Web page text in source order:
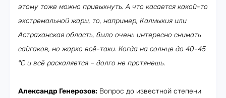
этому тоже можно привыкнуть. А что касается какой-то
экстремальной жары, то, например, Калмыкия или
Астраханская область, было очень интересно снимать
сайгаков, но жарко всё-таки. Когда на солнце до 40-45
°C и всё раскаляется – долго не протянешь.
Александр Генерозов: Вопрос до известной степени